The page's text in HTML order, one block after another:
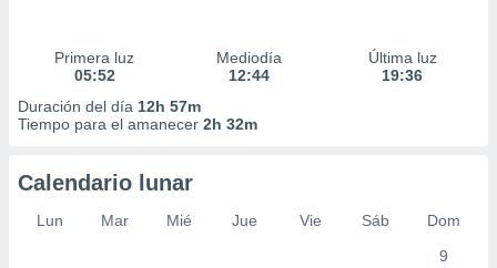
Primera luz
05:52
Mediodía
12:44
Última luz
19:36
Duración del día 12h 57m
Tiempo para el amanecer 2h 32m
Calendario lunar
Lun Mar Mié Jue Vie Sáb
Dom
9